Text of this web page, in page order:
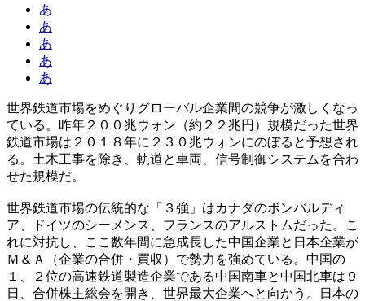
あ
あ
あ
あ
あ
世界鉄道市場をめぐりグローバル企業間の競争が激しくなっ
ている。昨年２００兆ウォン（約２２兆円）規模だった世界
鉄道市場は２０１８年に２３０兆ウォンにのぼると予想され
る。土木工事を除き、軌道と車両、信号制御システムを合わ
せた規模だ。
世界鉄道市場の伝統的な「３強」はカナダのボンバルディ
ア、ドイツのシーメンス、フランスのアルストムだった。こ
れに対抗し、ここ数年間に急成長した中国企業と日本企業が
Ｍ＆Ａ（企業の合併・買収）で勢力を強めている。中国の
１、２位の高速鉄道製造企業である中国南車と中国北車は９
日、合併株主総会を開き、世界最大企業へと向かう。日本の